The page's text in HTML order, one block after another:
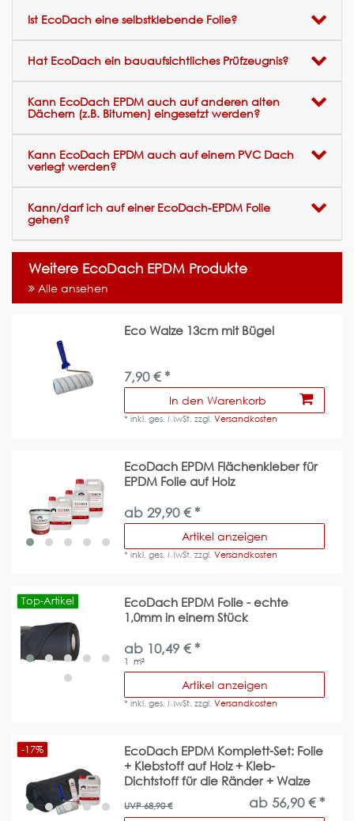
Ist EcoDach eine selbstklebende Folie?
Hat EcoDach ein bauaufsichtliches Prüfzeugnis?
Kann EcoDach EPDM auch auf anderen alten
Dächern (z.B. Bitumen) eingesetzt werden?
Kann EcoDach EPDM auch auf einem PVC Dach
verlegt werden?
Kann/darf ich auf einer EcoDach-EPDM Folie
gehen?
Weitere EcoDach EPDM Produkte
Alle ansehen
Eco Walze 13cm mit Bügel
7,90 € *
In den Warenkorb
*inkl. ges. MwSt.zzgl.Versandkosten
EcoDach EPDM Flächenkleber für
EPDM Folie auf Holz
ab 29,90 € *
Artikel anzeigen
*inkl. ges. MwSt.zzgl.Versandkosten
Top-Artikel
EcoDach EPDM Folie - echte
1,0mm in einem Stück
ab 10,49 € *
1 m²
Artikel anzeigen
*inkl. ges. MwSt.zzgl.Versandkosten
-17%
EcoDach EPDM Komplett-Set: Folie
+ Klebstoff auf Holz + Kleb-
Dichtstoff für die Ränder + Walze
UVP 68,90 € ab 56,90 € *